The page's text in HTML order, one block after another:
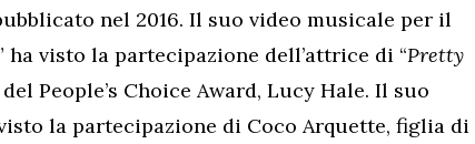
nel 2016. Il suo video musicale per il
ha visto la partecipazione dell’attrice di “Pretty
People’s Choice Award, Lucy Hale. Il suo
la partecipazione di Coco Arquette, figlia di